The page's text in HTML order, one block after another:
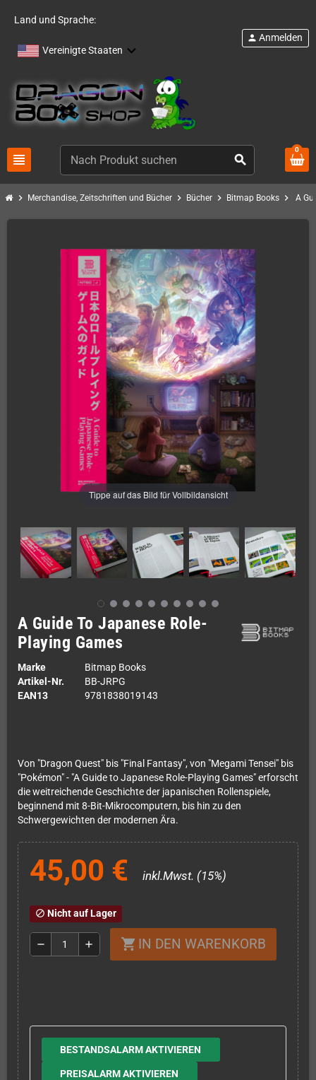
Land und Sprache:
Vereinigte Staaten
view_headline search
person Anmelden
0
chevron_right Merchandise, Zeitschriften und Bücher chevron_right Bücher chevron_right Bitmap Books chevron_right A
Tippe auf das Bild für Vollbildansicht
A Guide To Japanese Role-
Playing Games
Marke
Bitmap Books
Artikel-Nr.
BB-JRPG
EAN13
9781838019143
Von "Dragon Quest" bis "Final Fantasy", von "Megami Tensei" bis
"Pokémon" - "A Guide to Japanese Role-Playing Games" erforscht
die weitreichende Geschichte der japanischen Rollenspiele,
beginnend mit 8-Bit-Mikrocomputern, bis hin zu den
Schwergewichten der modernen Ära.
45,00 € inkl.Mwst. (15%)
block Nicht auf Lager
remove add shopping_cart IN DEN WARENKORB
BESTANDSALARM AKTIVIEREN
PREISALARM AKTIVIEREN